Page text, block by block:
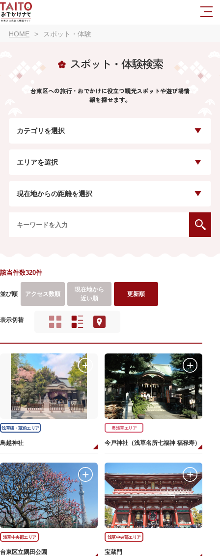
HOME スポット・体験
スポット・体験検索
台東区への旅行・おでかけに役立つ観光スポットや遊び場情
報を探せます。
カテゴリを選択
エリアを選択
現在地からの距離を選択
該当件数320件
並び順 アクセス数順
現在地から
近い順
更新順
表示切替
浅草橋・蔵前エリア
鳥越神社
奥浅草エリア
今戸神社（浅草名所七福神 福禄寿）
浅草中央部エリア
台東区立隅田公園
浅草中央部エリア
宝蔵門